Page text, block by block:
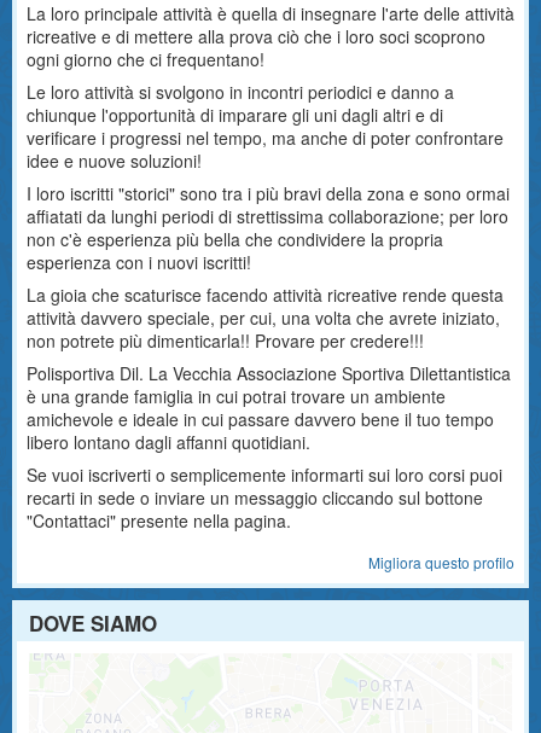
La loro principale attività è quella di insegnare l'arte delle attività
ricreative e di mettere alla prova ciò che i loro soci scoprono
ogni giorno che ci frequentano!
Le loro attività si svolgono in incontri periodici e danno a
chiunque l'opportunità di imparare gli uni dagli altri e di
verificare i progressi nel tempo, ma anche di poter confrontare
idee e nuove soluzioni!
I loro iscritti "storici" sono tra i più bravi della zona e sono ormai
affiatati da lunghi periodi di strettissima collaborazione; per loro
non c'è esperienza più bella che condividere la propria
esperienza con i nuovi iscritti!
La gioia che scaturisce facendo attività ricreative rende questa
attività davvero speciale, per cui, una volta che avrete iniziato,
non potrete più dimenticarla!! Provare per credere!!!
Polisportiva Dil. La Vecchia Associazione Sportiva Dilettantistica
è una grande famiglia in cui potrai trovare un ambiente
amichevole e ideale in cui passare davvero bene il tuo tempo
libero lontano dagli affanni quotidiani.
Se vuoi iscriverti o semplicemente informarti sui loro corsi puoi
recarti in sede o inviare un messaggio cliccando sul bottone
"Contattaci" presente nella pagina.
Migliora questo profilo
DOVE SIAMO